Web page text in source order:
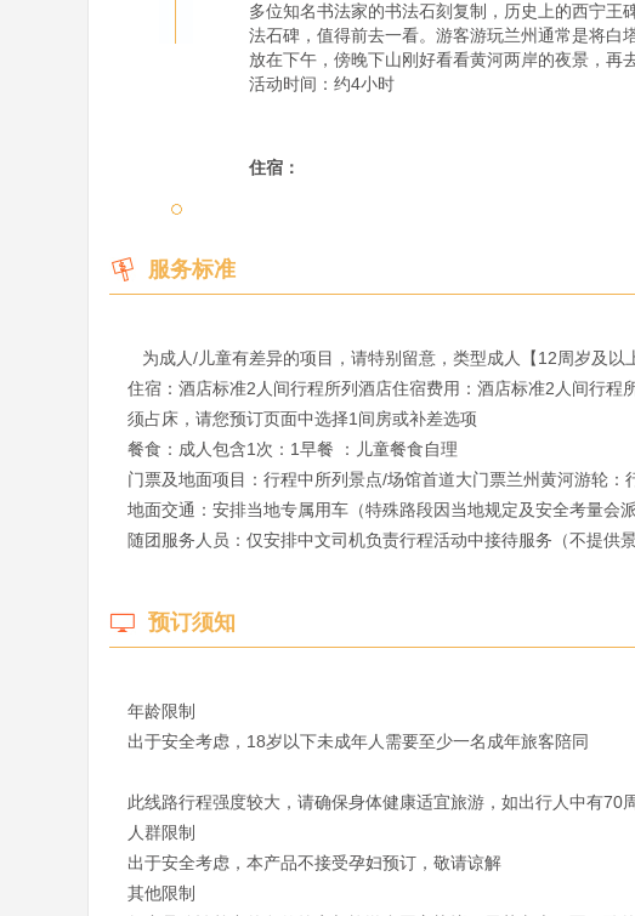
多位知名书法家的书法石刻复制，历史上的西宁
法石碑，值得前去一看。游客游玩兰州通常是将白
放在下午，傍晚下山刚好看看黄河两岸的夜景，再
活动时间：约4小时
住宿：
服务标准
住宿：酒店标准2人间行程所列酒店住宿费用：酒店标准2人间行
须占床，请您预订页面中选择1间房或补差选项
餐食：成人包含1次：1早餐 ：儿童餐食自理
门票及地面项目：行程中所列景点/场馆首道大门票兰州黄河游轮
地面交通：安排当地专属用车（特殊路段因当地规定及安全考量会
随团服务人员：仅安排中文司机负责行程活动中接待服务（不提供
预订须知
年龄限制
出于安全考虑，18岁以下未成年人需要至少一名成年旅客陪同
此线路行程强度较大，请确保身体健康适宜旅游，如出行人中有
人群限制
出于安全考虑，本产品不接受孕妇预订，敬请谅解
其他限制